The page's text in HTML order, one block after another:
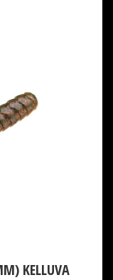
KELLUVA